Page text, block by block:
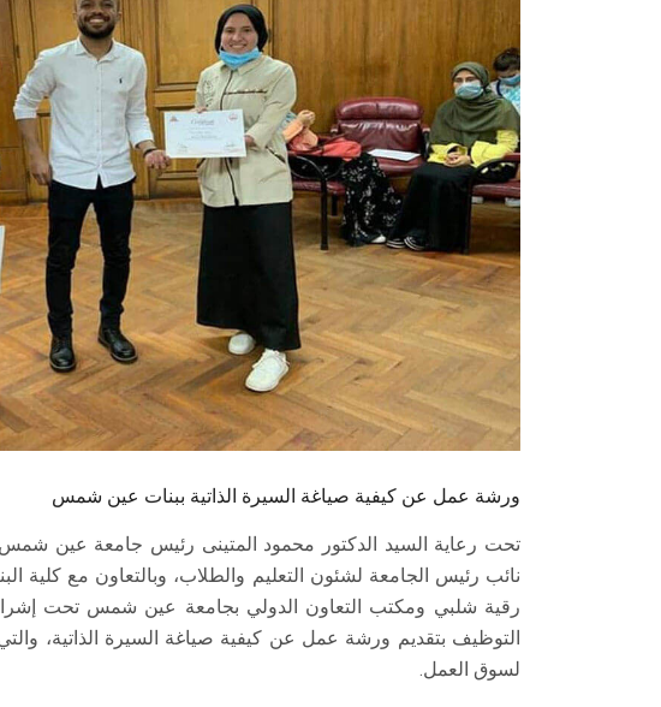
ورشة عمل عن كيفية صياغة السيرة الذاتية ببنات عين شمس
تحت رعاية السيد الدكتور محمود المتينى رئيس جامعة عين شمس
نائب رئيس الجامعة لشئون التعليم والطلاب، وبالتعاون مع كلية
رقية شلبي ومكتب التعاون الدولي بجامعة عين شمس تحت
التوظيف بتقديم ورشة عمل عن كيفية صياغة السيرة الذاتية،
لسوق العمل.